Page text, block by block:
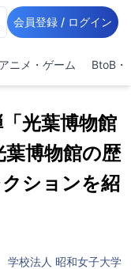
会員登録 / ログイン
アニメ・ゲーム BtoB・
光葉博物館
博物館の歴
ションを紹
学校法人 昭和女子大学